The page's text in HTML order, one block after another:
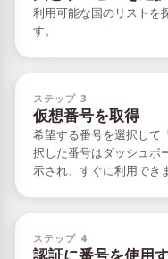
利用可能な国のリストを
す。
ステップ 3
仮想番号を取得
希望する番号を選択して
択した番号はダッシュボ
示され、すぐに利用でき
ステップ 4